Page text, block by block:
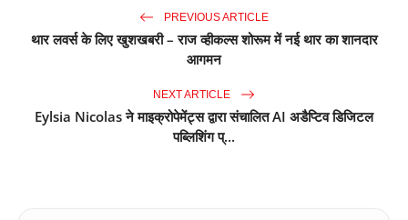
PREVIOUS ARTICLE
थार लवर्स के लिए खुशखबरी – राज व्हीकल्स शोरूम में नई थार का शानदार
आगमन
NEXT ARTICLE
Eylsia Nicolas ने माइक्रोपेमेंट्स द्वारा संचालित AI अडैप्टिव डिजिटल
पब्लिशिंग प्...